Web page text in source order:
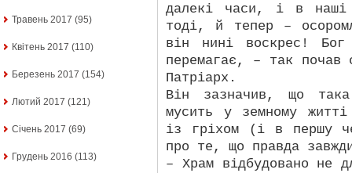
Травень 2017 (95)
Квітень 2017 (110)
Березень 2017 (154)
Лютий 2017 (121)
Січень 2017 (69)
Грудень 2016 (113)
далекі часи, і в
тоді, й тепер –
він нині воскрес! Бог
перемагає, – так почав
Патріарх.
Він зазначив, що
мусить у земному
із гріхом (і в першу
про те, що правда
– Храм відбудовано не